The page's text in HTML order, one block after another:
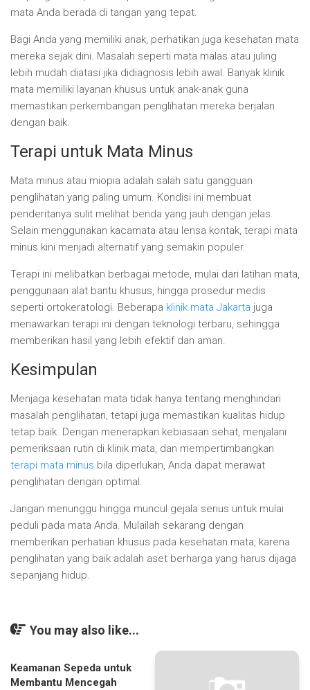
mata Anda berada di tangan yang tepat.
Bagi Anda yang memiliki anak, perhatikan juga kesehatan mata
mereka sejak dini. Masalah seperti mata malas atau juling
lebih mudah diatasi jika didiagnosis lebih awal. Banyak klinik
mata memiliki layanan khusus untuk anak-anak guna
memastikan perkembangan penglihatan mereka berjalan
dengan baik.
Terapi untuk Mata Minus
Mata minus atau miopia adalah salah satu gangguan
penglihatan yang paling umum. Kondisi ini membuat
penderitanya sulit melihat benda yang jauh dengan jelas.
Selain menggunakan kacamata atau lensa kontak, terapi mata
minus kini menjadi alternatif yang semakin populer.
Terapi ini melibatkan berbagai metode, mulai dari latihan mata,
penggunaan alat bantu khusus, hingga prosedur medis
seperti ortokeratologi. Beberapa klinik mata Jakarta juga
menawarkan terapi ini dengan teknologi terbaru, sehingga
memberikan hasil yang lebih efektif dan aman.
Kesimpulan
Menjaga kesehatan mata tidak hanya tentang menghindari
masalah penglihatan, tetapi juga memastikan kualitas hidup
tetap baik. Dengan menerapkan kebiasaan sehat, menjalani
pemeriksaan rutin di klinik mata, dan mempertimbangkan
terapi mata minus bila diperlukan, Anda dapat merawat
penglihatan dengan optimal.
Jangan menunggu hingga muncul gejala serius untuk mulai
peduli pada mata Anda. Mulailah sekarang dengan
memberikan perhatian khusus pada kesehatan mata, karena
penglihatan yang baik adalah aset berharga yang harus dijaga
sepanjang hidup.
You may also like...
Keamanan Sepeda untuk
Membantu Mencegah